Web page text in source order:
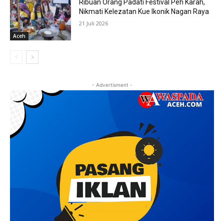
Aceh
Ribuan Orang Padati Festival Peh Karah,
Nikmati Kelezatan Kue Ikonik Nagan Raya
21 Juli 2026
- Advertisment -